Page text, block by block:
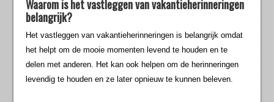
Waarom is het vastleggen van vakantieherinneringen
belangrijk?
Het vastleggen van vakantieherinneringen is belangrijk omdat
het helpt om de mooie momenten levend te houden en te
delen met anderen. Het kan ook helpen om de herinneringen
levendig te houden en ze later opnieuw te kunnen beleven.